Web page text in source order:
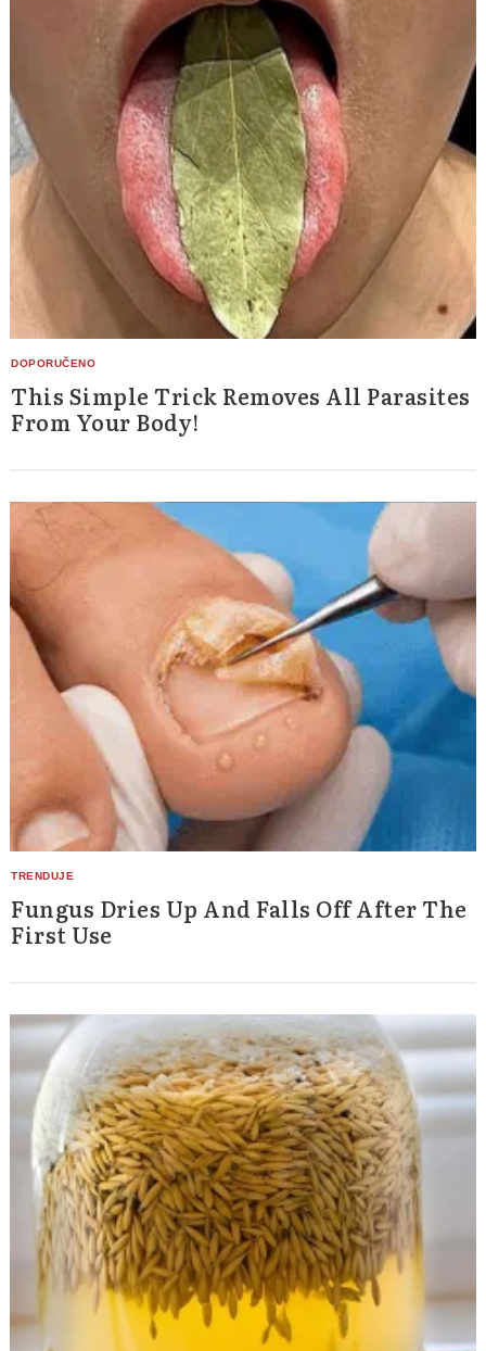
This Simple Trick Removes All Parasites
From Your Body!
Fungus Dries Up And Falls Off After The
First Use